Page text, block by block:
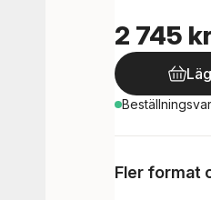
2 745
Fler format